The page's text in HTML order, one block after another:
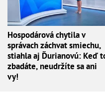
Hospodárová chytila v
správach záchvat smiechu,
stiahla aj Ďurianovú: Keď
zbadáte, neudržíte sa ani
vy!